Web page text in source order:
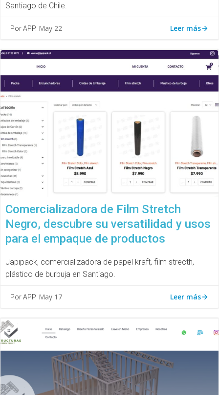
Santiago de Chile.
Por APP. May 22 Leer más
Comercializadora de Film Stretch
Negro, descubre su versatilidad y usos
para el empaque de productos
Japipack, comercializadora de papel kraft, film strecth,
plástico de burbuja en Santiago.
Por APP. May 17 Leer más